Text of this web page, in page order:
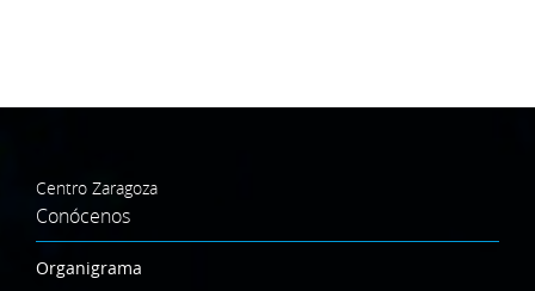
Centro Zaragoza
Conócenos
Organigrama